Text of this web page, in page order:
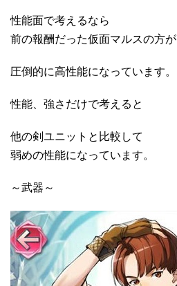
性能面で考えるなら
前の報酬だった仮面マルスの方が
圧倒的に高性能になっています。
性能、強さだけで考えると
他の剣ユニットと比較して
弱めの性能になっています。
～武器～